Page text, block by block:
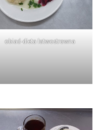
obiad-dieta łatwostrawna